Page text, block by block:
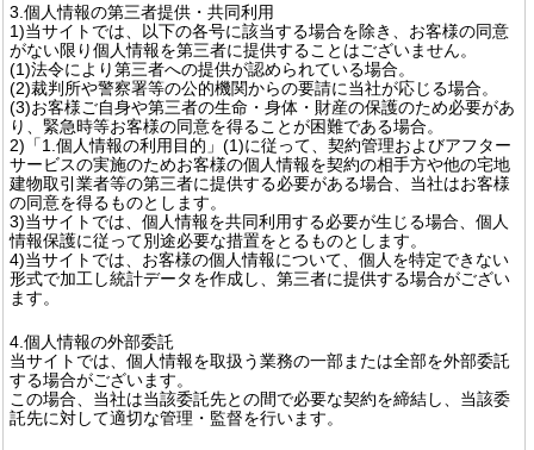
3.個人情報の第三者提供・共同利用
1)当サイトでは、以下の各号に該当する場合を除き、お客様の同意
がない限り個人情報を第三者に提供することはございません。
(1)法令により第三者への提供が認められている場合。
(2)裁判所や警察署等の公的機関からの要請に当社が応じる場合。
(3)お客様ご自身や第三者の生命・身体・財産の保護のため必要があ
り、緊急時等お客様の同意を得ることが困難である場合。
2)「1.個人情報の利用目的」(1)に従って、契約管理およびアフター
サービスの実施のためお客様の個人情報を契約の相手方や他の宅地
建物取引業者等の第三者に提供する必要がある場合、当社はお客様
の同意を得るものとします。
3)当サイトでは、個人情報を共同利用する必要が生じる場合、個人
情報保護に従って別途必要な措置をとるものとします。
4)当サイトでは、お客様の個人情報について、個人を特定できない
形式で加工し統計データを作成し、第三者に提供する場合がござい
ます。
4.個人情報の外部委託
当サイトでは、個人情報を取扱う業務の一部または全部を外部委託
する場合がございます。
この場合、当社は当該委託先との間で必要な契約を締結し、当該委
託先に対して適切な管理・監督を行います。